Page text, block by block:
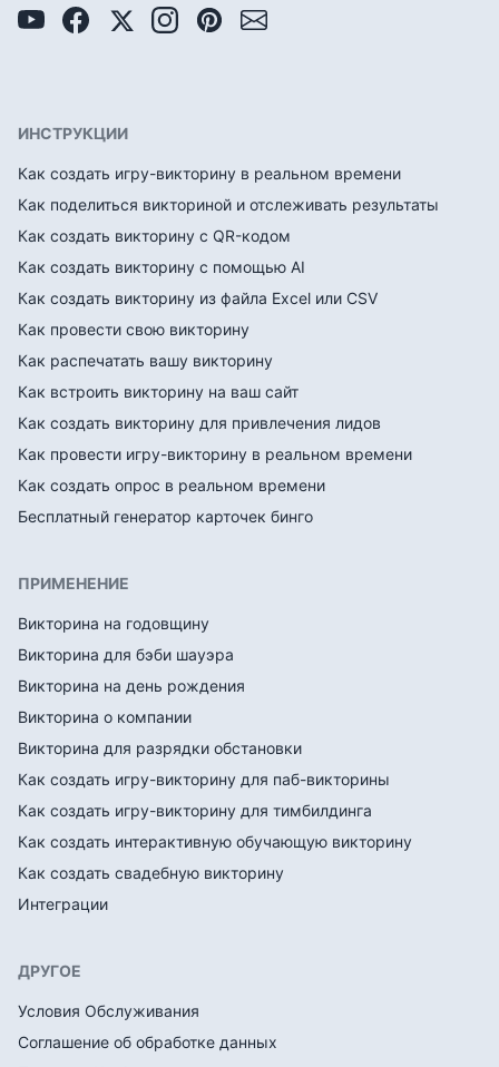
ИНСТРУКЦИИ
Как создать игру-викторину в реальном времени
Как поделиться викториной и отслеживать результаты
Как создать викторину с QR-кодом
Как создать викторину с помощью AI
Как создать викторину из файла Excel или CSV
Как провести свою викторину
Как распечатать вашу викторину
Как встроить викторину на ваш сайт
Как создать викторину для привлечения лидов
Как провести игру-викторину в реальном времени
Как создать опрос в реальном времени
Бесплатный генератор карточек бинго
ПРИМЕНЕНИЕ
Викторина на годовщину
Викторина для бэби шауэра
Викторина на день рождения
Викторина о компании
Викторина для разрядки обстановки
Как создать игру-викторину для паб-викторины
Как создать игру-викторину для тимбилдинга
Как создать интерактивную обучающую викторину
Как создать свадебную викторину
Интеграции
ДРУГОЕ
Условия Обслуживания
Соглашение об обработке данных